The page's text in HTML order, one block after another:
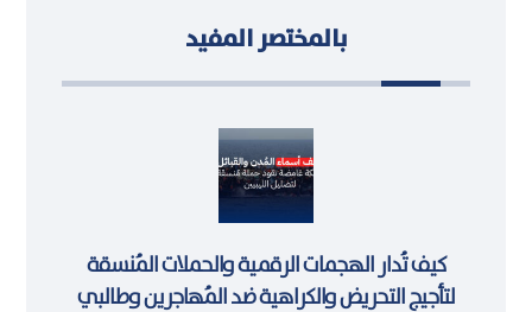
بالمختصر المفيد
كيف تُدار الهجمات الرقمية والحملات المُنسقة
لتأجيج التحريض والكراهية ضد المُهاجرين وطالبي